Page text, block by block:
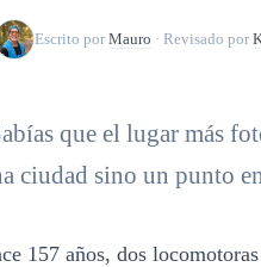
Escrito por Mauro · Revisado por
que el lugar más
ciudad sino un punto
157 años, dos